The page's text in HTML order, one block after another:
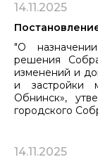
14.11.2025
"О
решения
изменений и
и застройки
Обнинск»,
городского
14.11.2025